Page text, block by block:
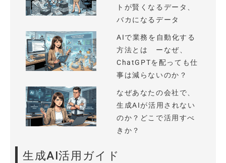
トが賢くなるデータ、
バカになるデータ
AIで業務を自動化する
方法とは ーなぜ、
ChatGPTを配っても仕
事は減らないのか？
なぜあなたの会社で、
生成AIが活用されない
のか？どこで活用すべ
きか？
生成AI活用ガイド